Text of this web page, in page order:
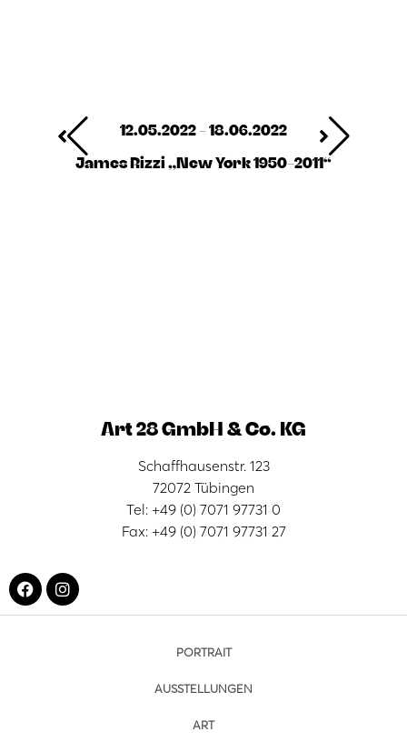
12.05.2022 - 18.06.2022
James Rizzi „New York 1950-2011“
Art 28 GmbH & Co. KG
Schaffhausenstr. 123
72072 Tübingen
Tel: +49 (0) 7071 97731 0
Fax: +49 (0) 7071 97731 27
PORTRAIT
AUSSTELLUNGEN
ART